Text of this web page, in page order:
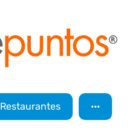
Restaurantes ···